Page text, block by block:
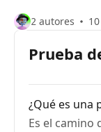
2 autores
Prueba
¿Qué es una
Es el camino